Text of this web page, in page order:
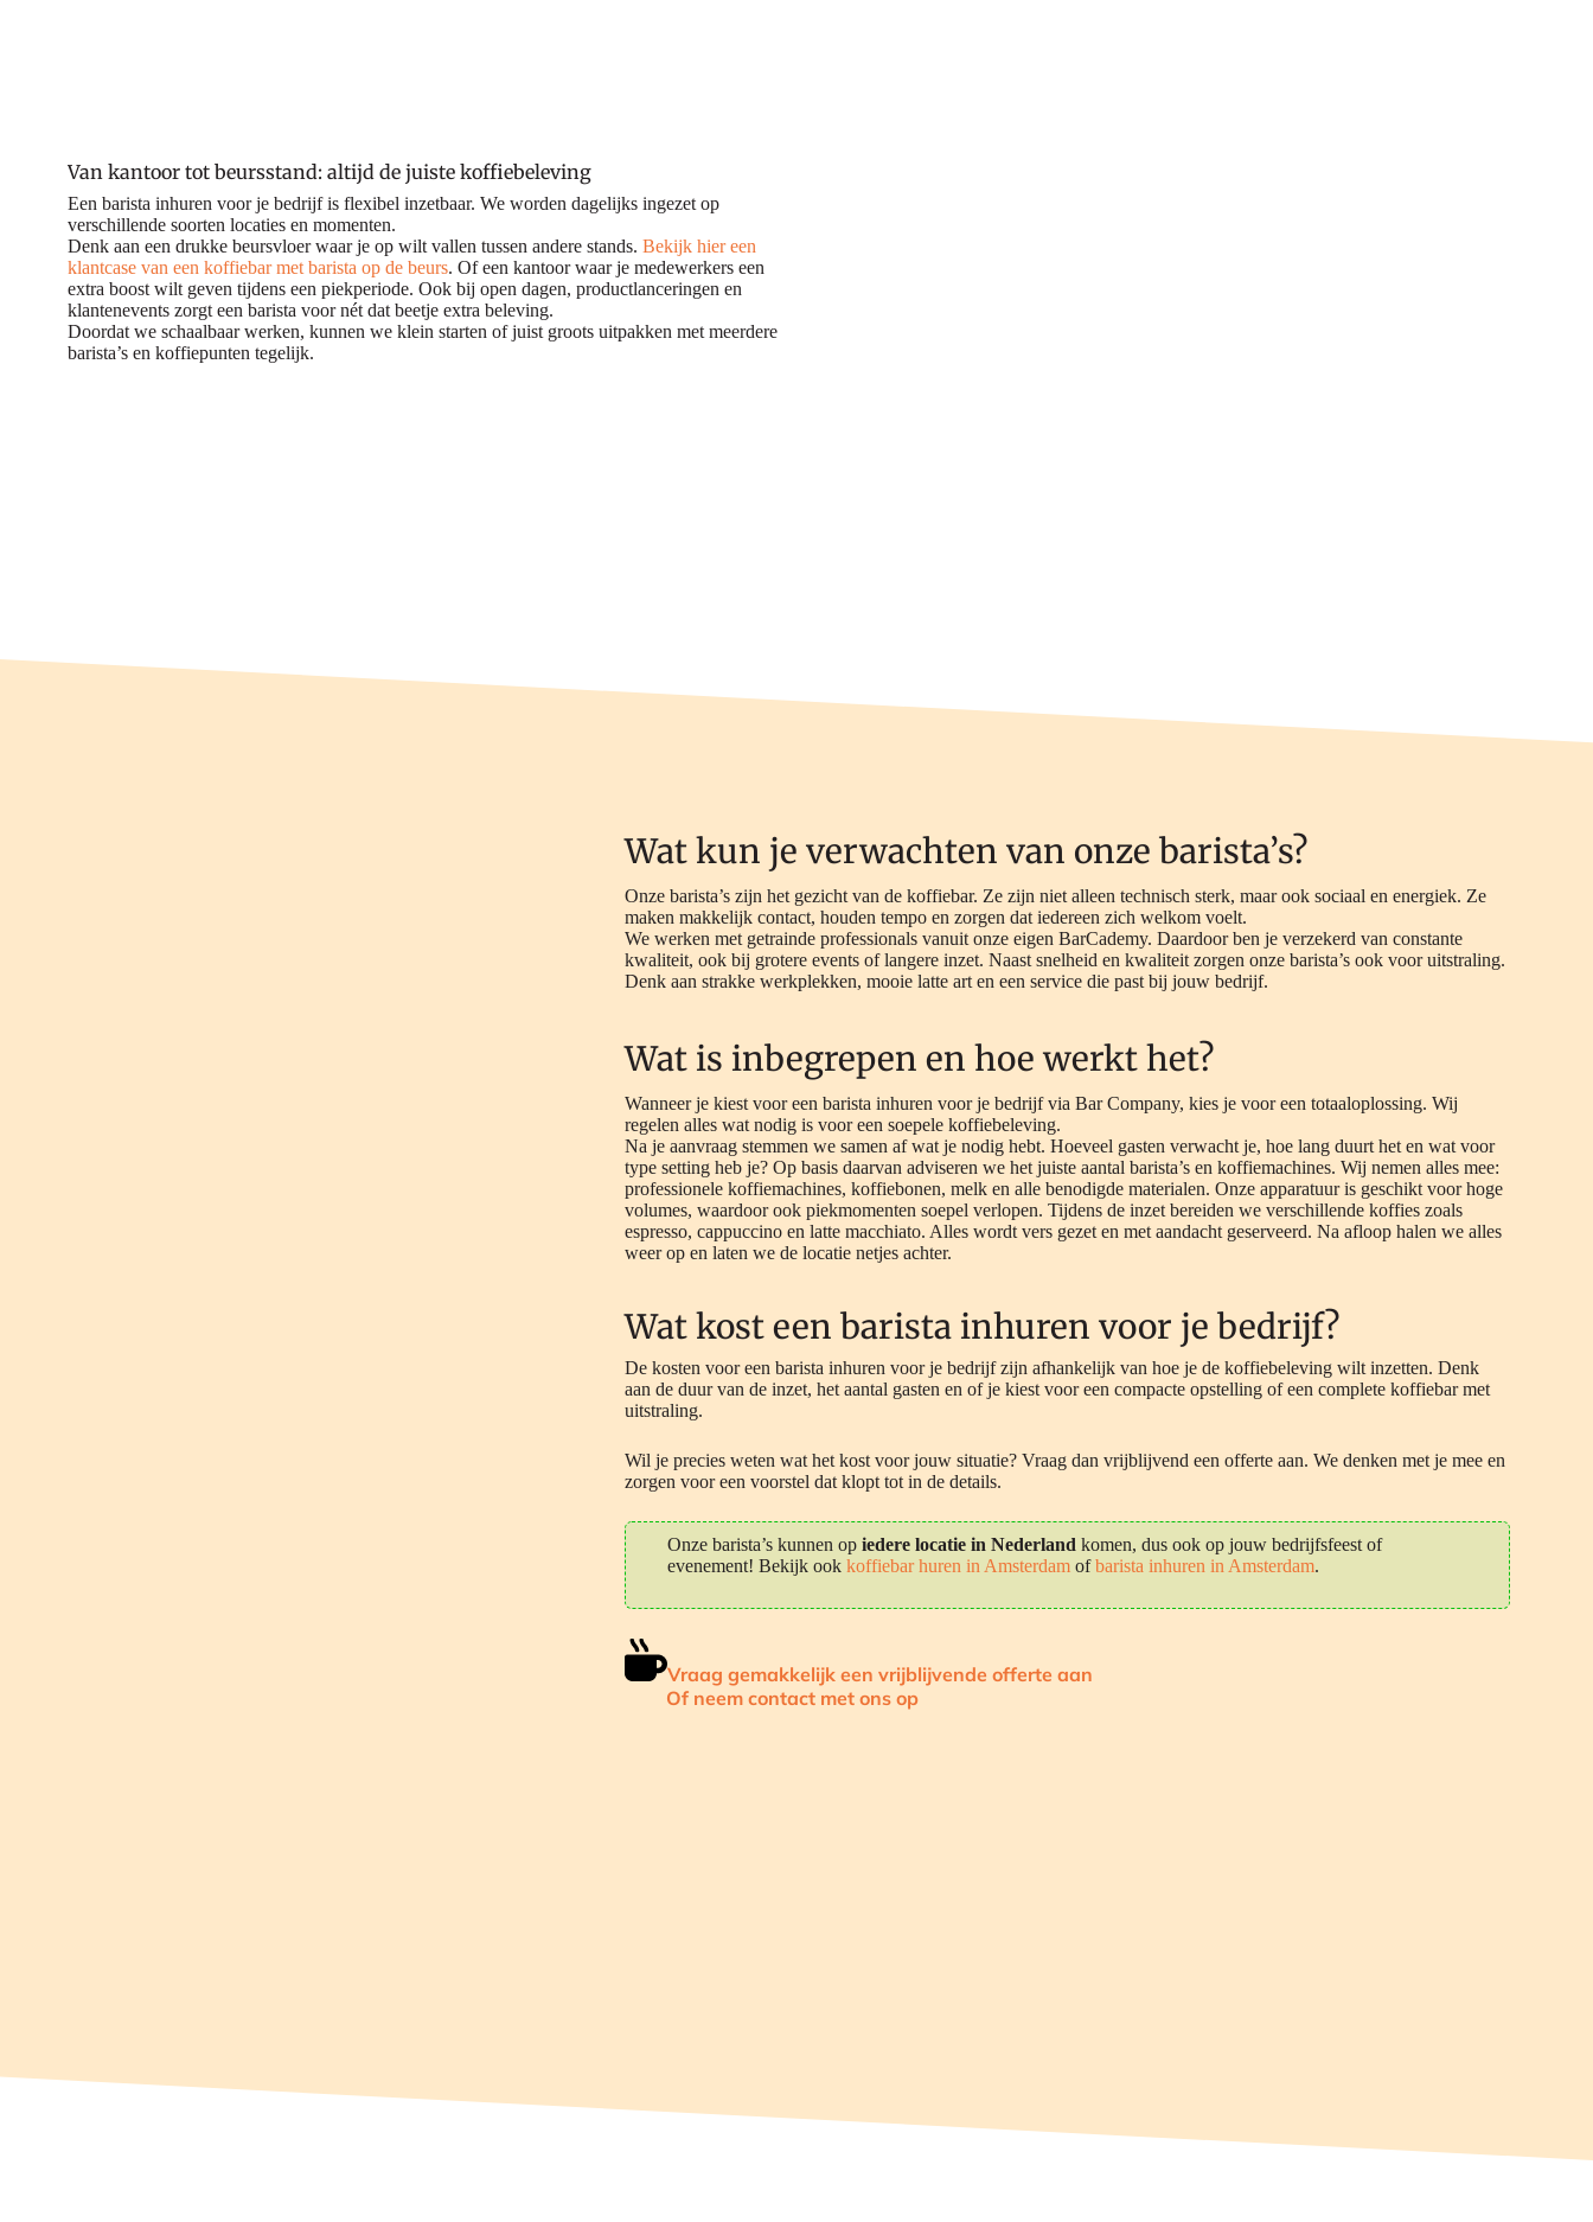
Van kantoor tot beursstand: altijd de juiste koffiebeleving
Een barista inhuren voor je bedrijf is flexibel inzetbaar. We worden dagelijks ingezet op
verschillende soorten locaties en momenten.
Denk aan een drukke beursvloer waar je op wilt vallen tussen andere stands. Bekijk hier een
klantcase van een koffiebar met barista op de beurs. Of een kantoor waar je medewerkers een
extra boost wilt geven tijdens een piekperiode. Ook bij open dagen, productlanceringen en
klantenevents zorgt een barista voor nét dat beetje extra beleving.
Doordat we schaalbaar werken, kunnen we klein starten of juist groots uitpakken met meerdere
barista’s en koffiepunten tegelijk.
Wat kun je verwachten van onze barista’s?
Onze barista’s zijn het gezicht van de koffiebar. Ze zijn niet alleen technisch sterk, maar ook sociaal en energiek. Ze
maken makkelijk contact, houden tempo en zorgen dat iedereen zich welkom voelt.
We werken met getrainde professionals vanuit onze eigen BarCademy. Daardoor ben je verzekerd van constante
kwaliteit, ook bij grotere events of langere inzet. Naast snelheid en kwaliteit zorgen onze barista’s ook voor uitstraling.
Denk aan strakke werkplekken, mooie latte art en een service die past bij jouw bedrijf.
Wat is inbegrepen en hoe werkt het?
Wanneer je kiest voor een barista inhuren voor je bedrijf via Bar Company, kies je voor een totaaloplossing. Wij
regelen alles wat nodig is voor een soepele koffiebeleving.
Na je aanvraag stemmen we samen af wat je nodig hebt. Hoeveel gasten verwacht je, hoe lang duurt het en wat voor
type setting heb je? Op basis daarvan adviseren we het juiste aantal barista’s en koffiemachines. Wij nemen alles mee:
professionele koffiemachines, koffiebonen, melk en alle benodigde materialen. Onze apparatuur is geschikt voor hoge
volumes, waardoor ook piekmomenten soepel verlopen. Tijdens de inzet bereiden we verschillende koffies zoals
espresso, cappuccino en latte macchiato. Alles wordt vers gezet en met aandacht geserveerd. Na afloop halen we alles
weer op en laten we de locatie netjes achter.
Wat kost een barista inhuren voor je bedrijf?
De kosten voor een barista inhuren voor je bedrijf zijn afhankelijk van hoe je de koffiebeleving wilt inzetten. Denk
aan de duur van de inzet, het aantal gasten en of je kiest voor een compacte opstelling of een complete koffiebar met
uitstraling.
Wil je precies weten wat het kost voor jouw situatie? Vraag dan vrijblijvend een offerte aan. We denken met je mee en
zorgen voor een voorstel dat klopt tot in de details.
Onze barista’s kunnen opiedere locatie in Nederland komen, dus ook op jouw bedrijfsfeest of
evenement! Bekijk ookkoffiebar huren in Amsterdam ofbarista inhuren in Amsterdam.
Vraag gemakkelijk een vrijblijvende offerte aan
Of neem contact met ons op